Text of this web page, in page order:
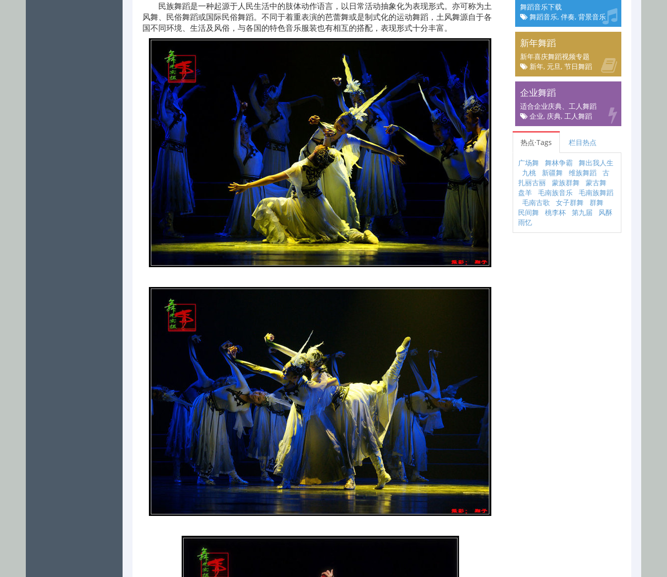
民族舞蹈是一种起源于人民生活中的肢体动作语言，以日常活动抽象化为表现形式。亦可称为土
风舞、民俗舞蹈或国际民俗舞蹈。不同于着重表演的芭蕾舞或是制式化的运动舞蹈，土风舞源自于各
国不同环境、生活及风俗，与各国的特色音乐服装也有相互的搭配，表现形式十分丰富。
舞蹈音乐下载
舞蹈音乐, 伴奏, 背景音乐
新年舞蹈
新年喜庆舞蹈视频专题
新年, 元旦, 节日舞蹈
企业舞蹈
适合企业庆典、工人舞蹈
企业, 庆典, 工人舞蹈
热点·Tags 栏目热点
广场舞 舞林争霸
舞出我人生
九桃
新疆舞 维族舞蹈
古
扎丽古丽
蒙族群舞
蒙古舞
盘羊
毛南族音乐
毛南族舞蹈
毛南古歌
女子群舞
群舞
民间舞
桃李杯 第九届
风酥
雨忆